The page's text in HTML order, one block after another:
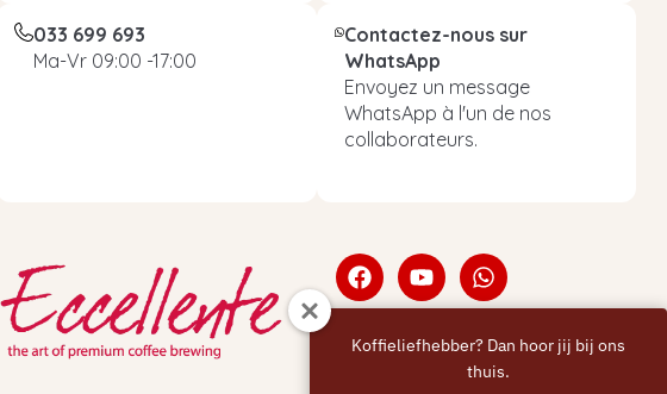
033 699 693
Ma-Vr 09:00 -17:00
Contactez-nous sur
WhatsApp
Envoyez un message
WhatsApp à l'un de nos
collaborateurs.
Koffieliefhebber? Dan hoor jij bij ons
thuis.